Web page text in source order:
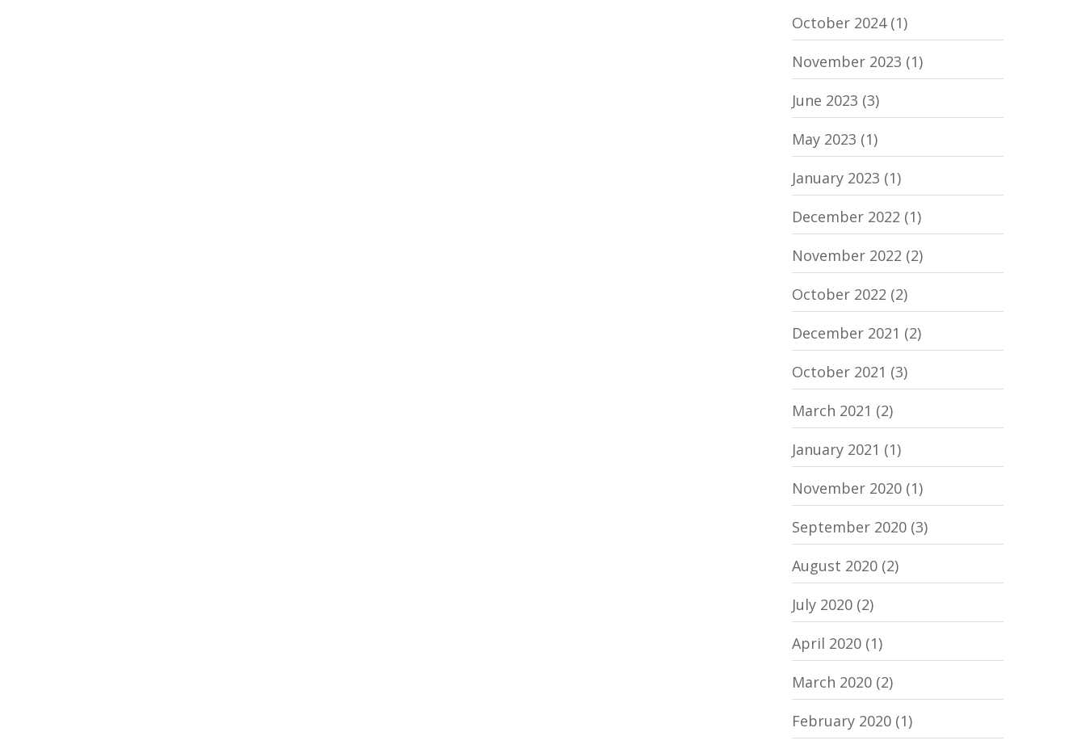
October 2024(1)
November 2023 (1)
June 2023 (3)
May 2023 (1)
January 2023 (1)
December 2022 (1)
November 2022 (2)
October 2022 (2)
December 2021 (2)
October 2021 (3)
March 2021 (2)
January 2021 (1)
November 2020(1)
September 2020(3)
August 2020(2)
July 2020(2)
April 2020(1)
March 2020(2)
February 2020(1)